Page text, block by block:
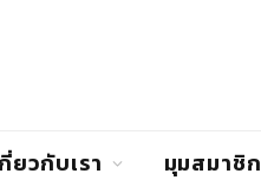
ยวกับเรา มุมสมาชิก